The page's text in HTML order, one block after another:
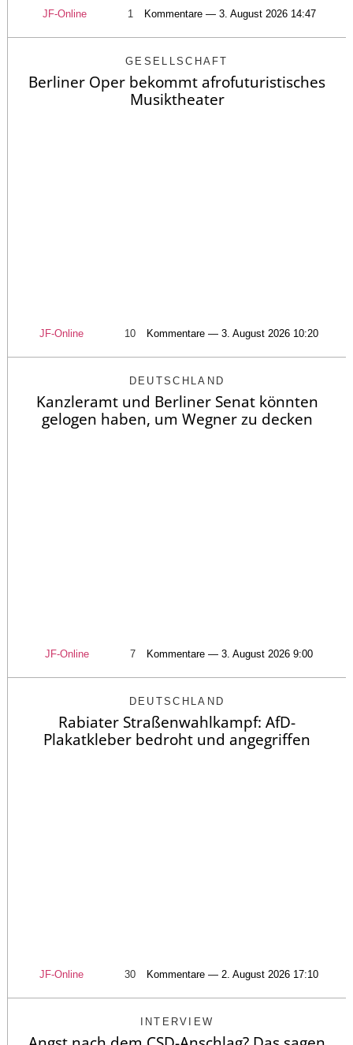
JF-Online 1 Kommentare — 3. August 2026 14:47
GESELLSCHAFT
Berliner Oper bekommt afrofuturistisches
Musiktheater
JF-Online 10 Kommentare — 3. August 2026 10:20
DEUTSCHLAND
Kanzleramt und Berliner Senat könnten
gelogen haben, um Wegner zu decken
JF-Online 7 Kommentare — 3. August 2026 9:00
DEUTSCHLAND
Rabiater Straßenwahlkampf: AfD-
Plakatkleber bedroht und angegriffen
JF-Online 30 Kommentare — 2. August 2026 17:10
INTERVIEW